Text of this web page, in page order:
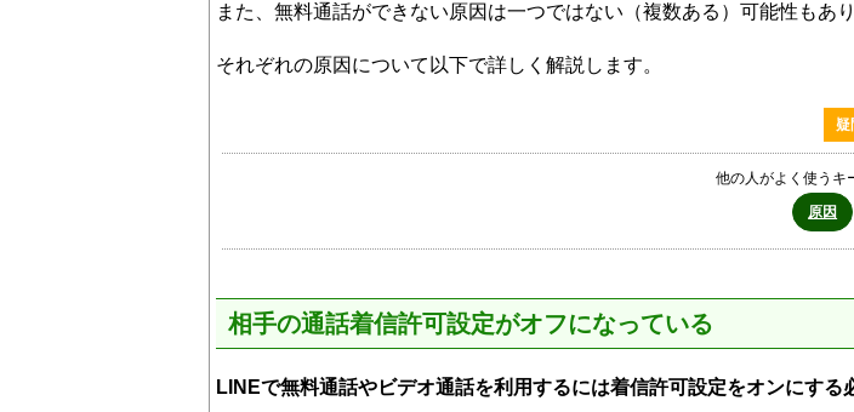
また、無料通話ができない原因は一つではない（複数ある）可能性もあり
それぞれの原因について以下で詳しく解説します。
疑
他の人がよく使うキ
原因
相手の通話着信許可設定がオフになっている
LINEで無料通話やビデオ通話を利用するには着信許可設定をオンにする